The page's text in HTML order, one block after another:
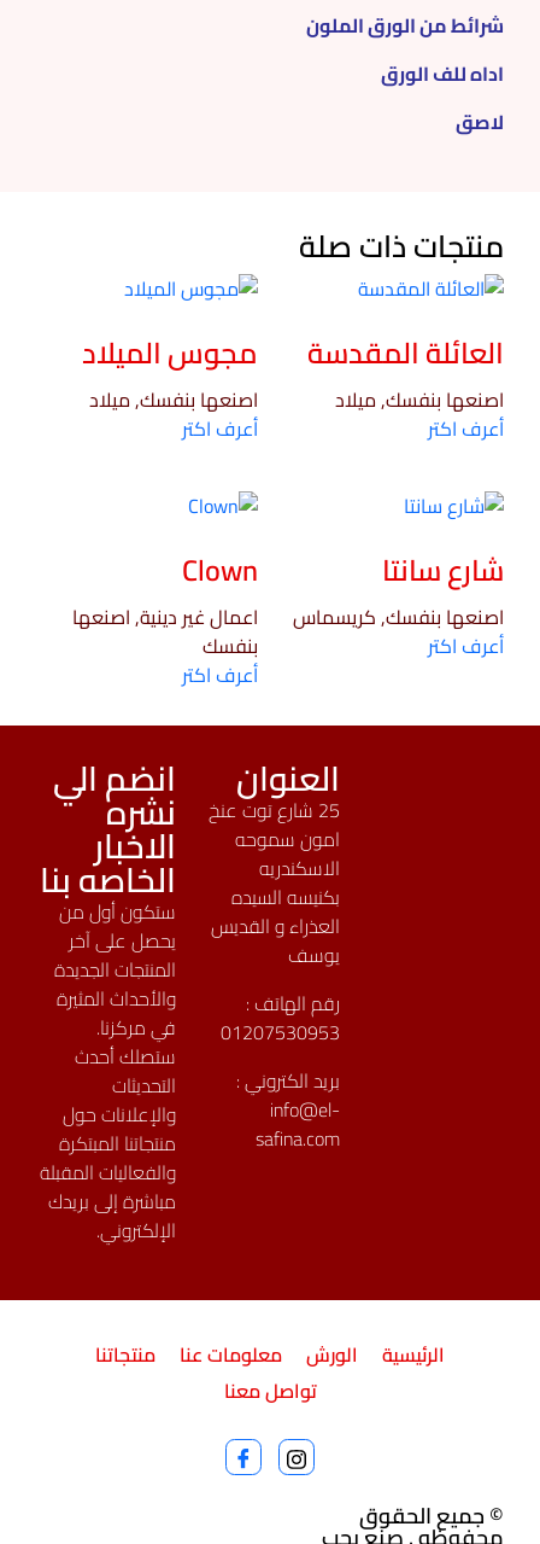
شرائط من الورق الملون
اداه للف الورق
لاصق
منتجات ذات صلة
العائلة المقدسة
اصنعها بنفسك, ميلاد
أعرف اكتر
مجوس الميلاد
اصنعها بنفسك, ميلاد
أعرف اكتر
شارع سانتا
اصنعها بنفسك, كريسماس
أعرف اكتر
Clown
اعمال غير دينية, اصنعها
بنفسك
أعرف اكتر
العنوان
25 شارع توت عنخ
امون سموحه
الاسكندريه
بكنيسه السيده
العذراء و القديس
يوسف
رقم الهاتف :
01207530953
بريد الكتروني :
info@el-
safina.com
انضم الي
نشره
الاخبار
الخاصه بنا
ستكون أول من
يحصل على آخر
المنتجات الجديدة
والأحداث المثيرة
في مركزنا.
ستصلك أحدث
التحديثات
والإعلانات حول
منتجاتنا المبتكرة
والفعاليات المقبلة
مباشرة إلى بريدك
الإلكتروني.
© جميع الحقوق
الرئيسية الورش معلومات عنا
منتجاتنا
تواصل معنا